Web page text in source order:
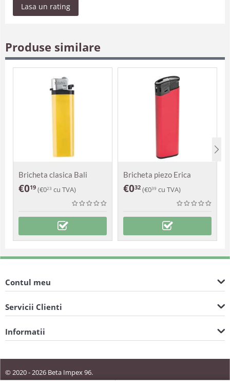
Lasa un rating
Produse similare
Bricheta clasica Bali
€019 (€023 cu TVA)
Bricheta piezo Erica
€032 (€039 cu TVA)
Contul meu
Servicii Clienti
Informatii
© 2020 - 2026 Beta Impex 96.